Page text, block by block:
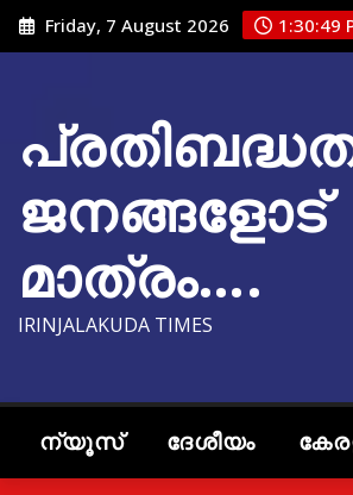
Skip
to
Friday, 7 August 2026 1:30:50
ജനങ്ങളോട്
മാത്രം….
IRINJALAKUDA TIMES
ന്യൂസ് ദേശീയം